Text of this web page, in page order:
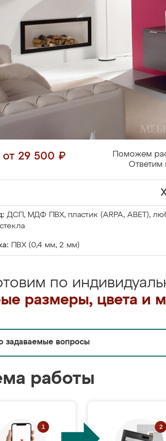
от 29 500 ₽
Поможем
Ответим
ДСП, МДФ ПВХ, пластик (ARPA, ABET),
ПВХ (0,4 мм, 2 мм)
по
размеры, цвета и
задаваемые вопросы
работы